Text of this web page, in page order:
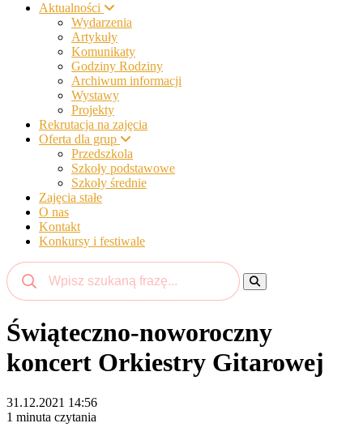
Aktualności
Wydarzenia
Artykuły
Komunikaty
Godziny Rodziny
Archiwum informacji
Wystawy
Projekty
Rekrutacja na zajęcia
Oferta dla grup
Przedszkola
Szkoły podstawowe
Szkoły średnie
Zajęcia stałe
O nas
Kontakt
Konkursy i festiwale
Świąteczno-noworoczny
koncert Orkiestry Gitarowej
31.12.2021 14:56
1 minuta czytania